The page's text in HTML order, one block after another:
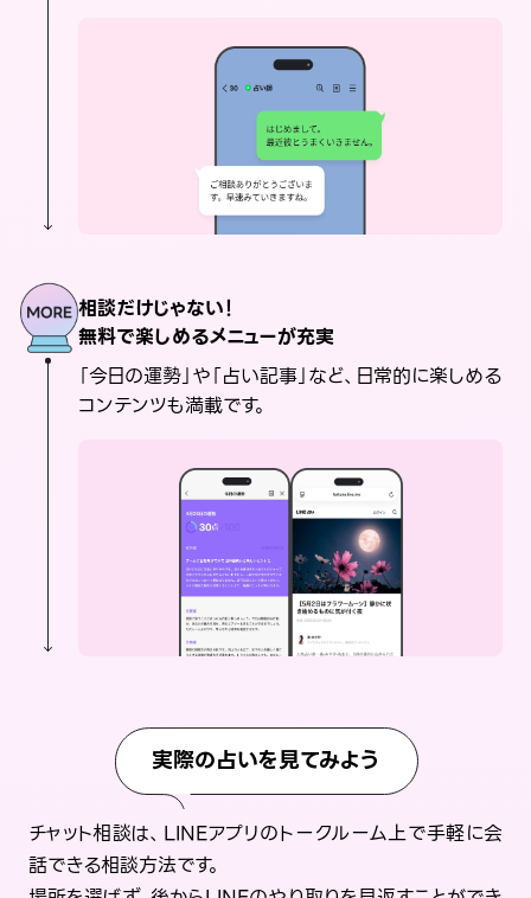
相談だけじゃない！
無料で楽しめるメニューが充実
「今日の運勢」や「占い記事」など、日常的に楽しめる
コンテンツも満載です。
実際の占いを見てみよう
チャット相談は、LINEアプリのトークルーム上で手軽に会
話できる相談方法です。